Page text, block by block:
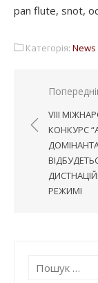
pan flute, snot,
Категорія: News
Навігація
записів
VIII
КОНКУРС
РЕЖИМІ
Пошук: